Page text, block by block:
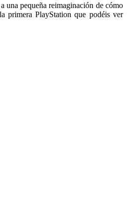
una pequeña reimaginación de cómo
primera PlayStation que podéis ver